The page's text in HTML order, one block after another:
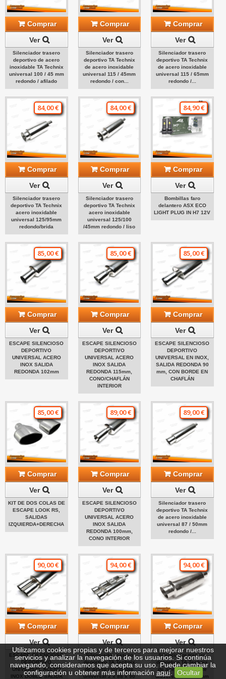
Comprar
Ver
Silenciador trasero
deportivo de acero
inoxidable TA Technix
universal 100 / 45 mm
redondo / afilado
Comprar
Ver
Silenciador trasero
deportivo TA Technix
de acero inoxidable
universal 115 / 45mm
redondo / con...
Comprar
Ver
Silenciador trasero
deportivo TA Technix
de acero inoxidable
universal 115 / 65mm
redondo /...
84,00 €
Comprar
Ver
Silenciador trasero
deportivo TA Technix
acero inoxidable
universal 125/95mm
redondo/brida
84,00 €
Comprar
Ver
Silenciador trasero
deportivo TA Technix
acero inoxidable
universal 125/100
/45mm redondo / liso
84,90 €
Comprar
Ver
Bombillas faro
delantero ASX ECO
LIGHT PLUG IN H7 12V
85,00 €
Comprar
Ver
ESCAPE SILENCIOSO
DEPORTIVO
UNIVERSAL ACERO
INOX SALIDA
REDONDA 102mm
85,00 €
Comprar
Ver
ESCAPE SILENCIOSO
DEPORTIVO
UNIVERSAL ACERO
INOX SALIDA
REDONDA 115mm,
CONO/CHAFLÁN
INTERIOR
85,00 €
Comprar
Ver
ESCAPE SILENCIOSO
DEPORTIVO
UNIVERSAL EN INOX,
SALIDA REDONDA 90
mm, CON BORDE EN
CHAFLÁN
85,00 €
Comprar
Ver
KIT DE DOS COLAS DE
ESCAPE LOOK RS,
SALIDAS
IZQUIERDA+DERECHA
89,00 €
Comprar
Ver
ESCAPE SILENCIOSO
DEPORTIVO
UNIVERSAL ACERO
INOX SALIDA
REDONDA 100mm,
CONO INTERIOR
89,00 €
Comprar
Ver
Silenciador trasero
deportivo TA Technix
de acero inoxidable
universal 87 / 50mm
redondo /...
90,00 €
Comprar
Ver
ESCAPE SILENCIOSO
DEPORTIVO
UNIVERSAL ACERO
INOX DOBLE SALIDA
94,00 €
Comprar
Ver
Silenciador trasero
deportivo TA Technix
de acero inoxidable
universal 2 x 88 x 90
94,00 €
Comprar
Ver
Silenciador trasero
deportivo TA Technix
de acero inoxidable
universal 100 / 45mm
Utilizamos cookies propias y de terceros para mejorar nuestros
servicios y analizar la navegación de los usuarios. Si continúa
navegando, consideramos que acepta su uso. Puede cambiar la
configuración u obtener más información aquí. Ocultar